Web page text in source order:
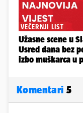
Komentari 5